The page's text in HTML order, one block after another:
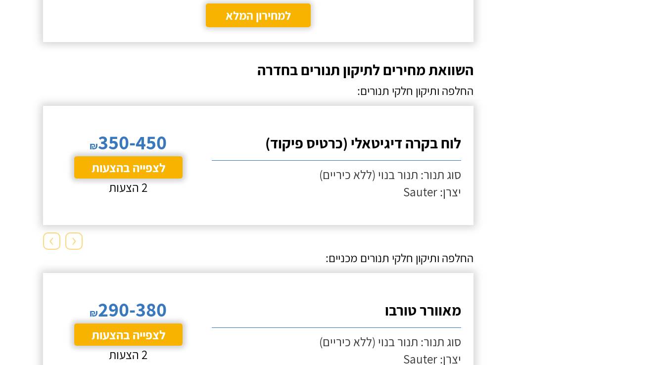
למחירון המלא
השוואת מחירים לתיקון תנורים בחדרה
החלפה ותיקון חלקי תנורים:
לוח בקרה דיגיטאלי (כרטיס פיקוד)
סוג תנור: תנור בנוי (ללא כיריים)
יצרן: Sauter
₪350-450
לצפייה בהצעות
2 הצעות
› ‹
החלפה ותיקון חלקי תנורים מכניים:
מאוורר טורבו
סוג תנור: תנור בנוי (ללא כיריים)
יצרן: Sauter
₪290-380
לצפייה בהצעות
2 הצעות